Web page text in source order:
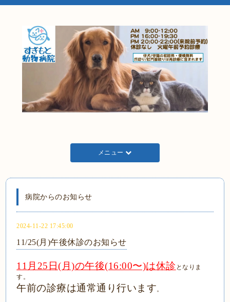
メニュー
病院からのお知らせ
2024-11-22 17:45:00
11/25(月)午後休診のお知らせ
11月25日(月)の午後(16:00〜)は休診 となりま
す。
午前の診療は通常通り行います 。